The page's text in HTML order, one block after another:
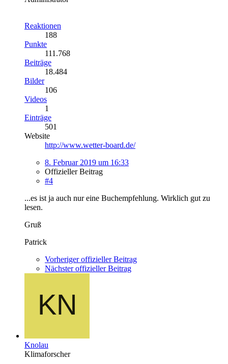
Reaktionen
188
Punkte
111.768
Beiträge
18.484
Bilder
106
Videos
1
Einträge
501
Website
http://www.wetter-board.de/
8. Februar 2019 um 16:33
Offizieller Beitrag
#4
...es ist ja auch nur eine Buchempfehlung. Wirklich gut zu
lesen.
Gruß
Patrick
Vorheriger offizieller Beitrag
Nächster offizieller Beitrag
Knolau
Klimaforscher